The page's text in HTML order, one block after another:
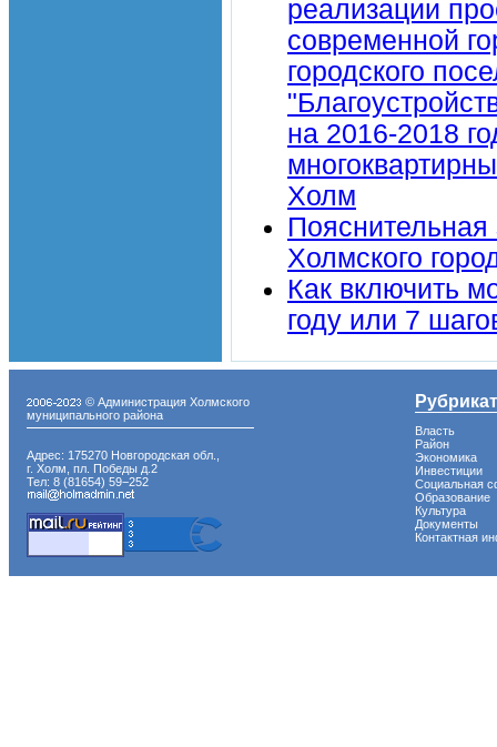
реализации
современной
городского
на 2016-2018
Холм
Пояснительная
Холмского
Как включить
году или 7
© Администрация Холмского
муниципального района
Адрес: 175270 Новгородская обл.,
г. Холм, пл. Победы д.2
Тел: 8 (81654) 59−252
Власть
Район
Экономика
Инвестиции
Социальная
Образование
Культура
Документы
Контактная